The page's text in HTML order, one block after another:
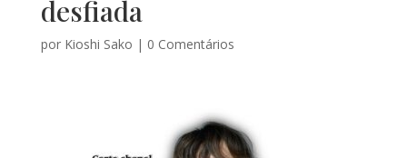
desfiada
por Kioshi Sako | 0 Comentários